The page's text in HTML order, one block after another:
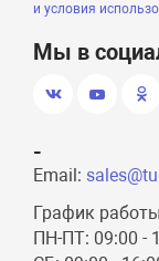
и условия
Мы в
-
Email:
График
ПН-ПТ: 09:00 -